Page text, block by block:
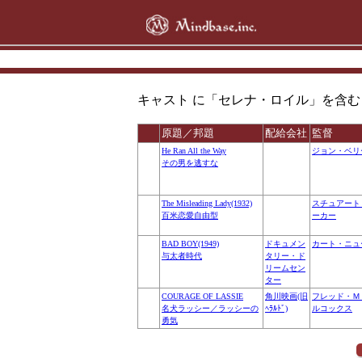
キャスト に「セレナ・ロイル」を含む
原題／邦題 配給会社 監督
He Ran All the Way
その男を逃すな
ジョン・ベリ
The Misleading Lady(1932)
百米恋愛自由型
スチュアー
ーカー
BAD BOY(1949)
与太者時代
ドキュメン
タリー・ド
リームセン
ター
カート・ニ
COURAGE OF LASSIE
名犬ラッシー／ラッシーの
勇気
角川映画(旧
ﾍﾗﾙﾄﾞ)
フレッド・
ルコックス